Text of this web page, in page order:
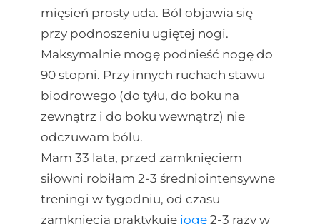
mięsień prosty uda. Ból objawia się
przy podnoszeniu ugiętej nogi.
Maksymalnie mogę podnieść nogę do
90 stopni. Przy innych ruchach stawu
biodrowego (do tyłu, do boku na
zewnątrz i do boku wewnątrz) nie
odczuwam bólu.
Mam 33 lata, przed zamknięciem
siłowni robiłam 2-3 średniointensywne
treningi w tygodniu, od czasu
zamknięcia praktykuję jogę2-3 razy w